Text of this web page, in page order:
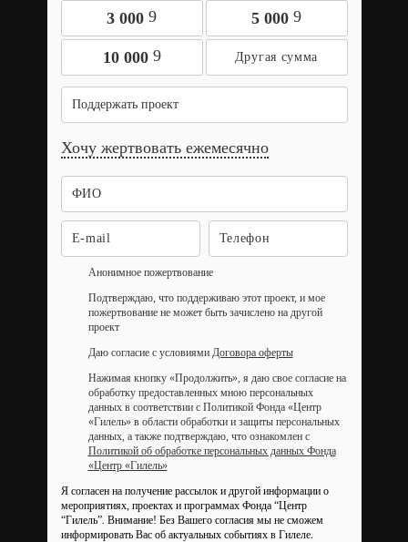
3 000 9 5 000 9
10 000 9
Поддержать проект
Хочу жертвовать ежемесячно
Анонимное пожертвование
Подтверждаю, что поддерживаю этот проект, и мое
пожертвование не может быть зачислено на другой
проект
Даю согласие с условиями Договора оферты
Нажимая кнопку «Продолжить», я даю свое согласие на
обработку предоставленных мною персональных
данных в соответствии с Политикой Фонда «Центр
«Гилель» в области обработки и защиты персональных
данных, а также подтверждаю, что ознакомлен с
Политикой об обработке персональных данных Фонда
«Центр «Гилель»
Я согласен на получение рассылок и другой информации о
мероприятиях, проектах и программах Фонда “Центр
“Гилель”. Внимание! Без Вашего согласия мы не сможем
информировать Вас об актуальных событиях в Гилеле.